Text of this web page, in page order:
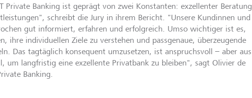
Private Banking ist geprägt von zwei Konstanten: exzellenter Beratung
schreibt die Jury in ihrem Bericht. "Unsere Kundinnen und
gut informiert, erfahren und erfolgreich. Umso wichtiger ist es,
ihre individuellen Ziele zu verstehen und passgenaue, überzeugende
Das tagtäglich konsequent umzusetzen, ist anspruchsvoll – aber aus
um langfristig eine exzellente Privatbank zu bleiben", sagt Olivier de
Banking.